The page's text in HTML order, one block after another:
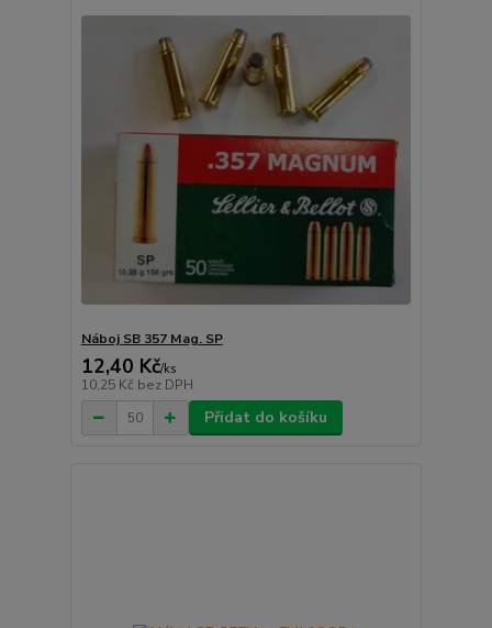
Náboj SB 357 Mag. SP
12,40 Kč/ks
10,25 Kč bez DPH
Přidat do košíku